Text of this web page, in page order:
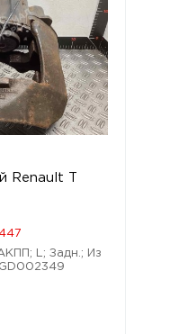
Renault T
L; Задн.; Из